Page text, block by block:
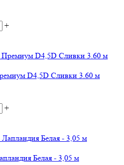
+
D4,5D Сливки 3.60 м
+
Белая - 3,05 м